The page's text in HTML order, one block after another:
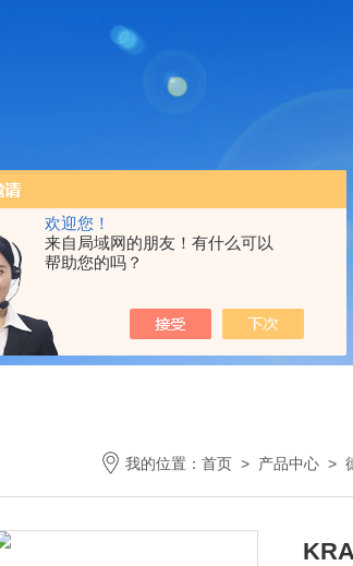
欢迎您！
来自局域网的朋友！有什么可以
帮助您的吗？
我的位置： 首页 > 产品中心 >